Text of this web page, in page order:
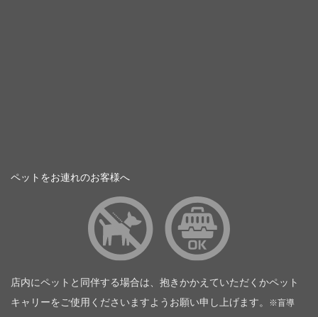
ペットをお連れのお客様へ
店内にペットと同伴する場合は、抱きかかえていただくかペット
キャリーをご使用くださいますようお願い申し上げます。
※盲導